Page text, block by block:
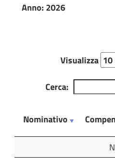
Albo
Anno: 2026
Visualizza
Cerca:
Nominativo